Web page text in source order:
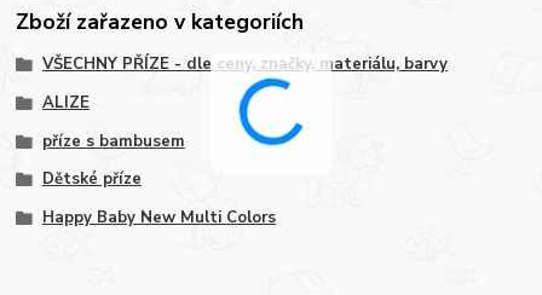
Zboží zařazeno v kategoriích
VŠECHNY PŘÍZE - dle ceny, značky, materiálu, barvy
ALIZE
příze s bambusem
Dětské příze
Happy Baby New Multi Colors